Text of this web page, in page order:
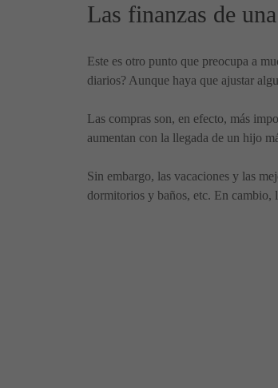
Las finanzas de
Este es otro punto que preocupa a
diarios? Aunque haya que ajustar
Las compras son, en efecto, más
aumentan con la llegada de un hijo
Sin embargo, las vacaciones y las
dormitorios y baños, etc. En cambio,